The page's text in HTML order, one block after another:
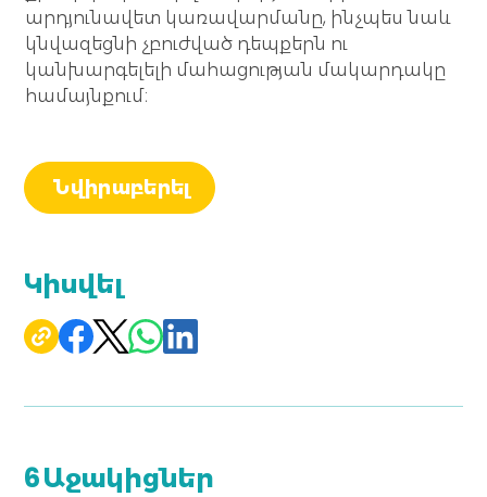
արդյունավետ կառավարմանը, ինչպես նաև
կնվազեցնի չբուժված դեպքերն ու
կանխարգելելի մահացության մակարդակը
համայնքում։
Կիսվել
Նվիրաբերել
Աջակիցներ
6